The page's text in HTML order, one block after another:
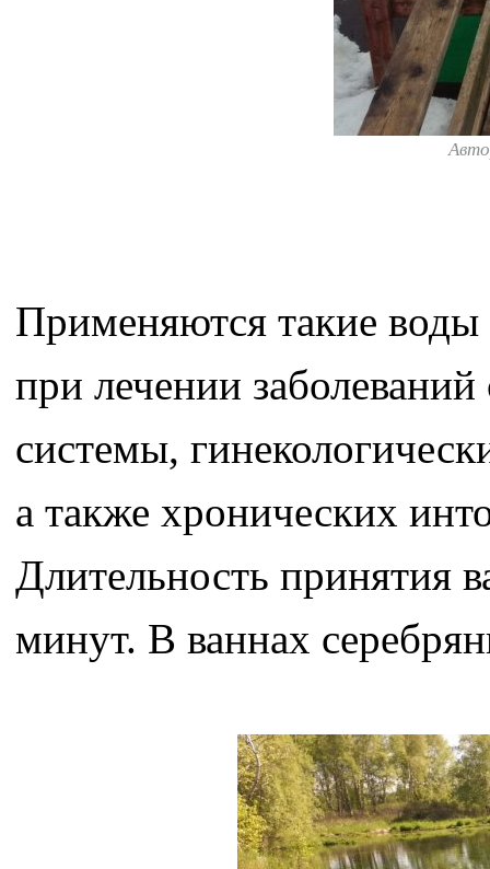
Применяются такие воды
при лечении
системы,
а также хронических
Длительность принятия
минут. В ваннах